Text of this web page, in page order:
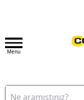
Menu